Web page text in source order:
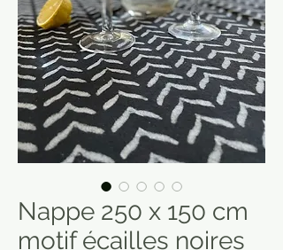
Nappe 250 x 150 cm
motif écailles noires